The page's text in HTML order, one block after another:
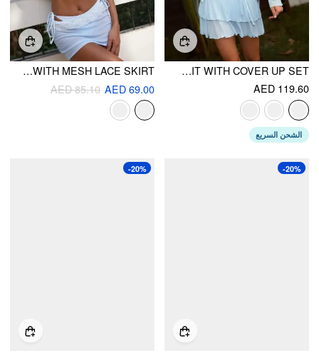
HALTER NECKLINE BIKINI SWIMSUIT WITH COVER UP SET
AED 119.60
الشحن السريع
HALTER NECKLINE LACE PANEL TIE SIDE TRIANGLE BIKINI SET WITH MESH LACE SKIRT
AED 69.00
AED 85.10
-20%
-20%